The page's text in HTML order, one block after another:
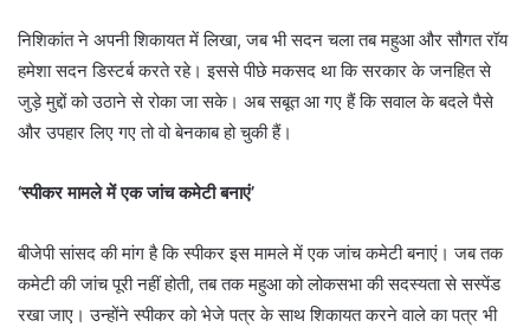
निशिकांत ने अपनी शिकायत में लिखा, जब भी सदन चला तब महुआ और सौगत रॉय
हमेशा सदन डिस्टर्ब करते रहे। इससे पीछे मकसद था कि सरकार के जनहित से
जुड़े मुद्दों को उठाने से रोका जा सके। अब सबूत आ गए हैं कि सवाल के बदले पैसे
और उपहार लिए गए तो वो बेनकाब हो चुकी हैं।
‘स्पीकर मामले में एक जांच कमेटी बनाएं’
बीजेपी सांसद की मांग है कि स्पीकर इस मामले में एक जांच कमेटी बनाएं। जब तक
कमेटी की जांच पूरी नहीं होती, तब तक महुआ को लोकसभा की सदस्यता से सस्पेंड
रखा जाए। उन्होंने स्पीकर को भेजे पत्र के साथ शिकायत करने वाले का पत्र भी